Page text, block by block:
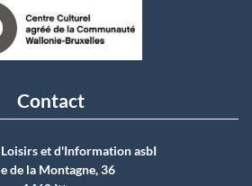
Contact
et d'Information asbI
de la Montagne, 36